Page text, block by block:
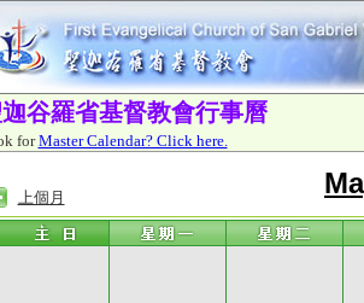
谷羅省基督教會行事曆
forMaster Calendar? Click here.
上個月